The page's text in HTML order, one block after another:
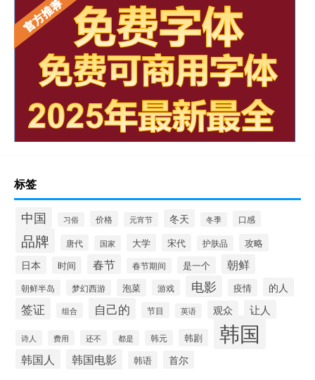
标签
中国 习俗 价格 元宵节 冬天 冬季 口感
品牌 唐代 国家 大学 宋代 护肤品 攻略
日本 时间 春节 春节期间 是一个 朝鲜
朝鲜半岛 梦幻西游 泡菜 游戏 电影 疫情 的人
签证 组合 自己的 节目 英语 观众 让人
诗人 费用 还不 都是 韩元 韩剧 韩国
韩国人 韩国电影 韩语 首尔